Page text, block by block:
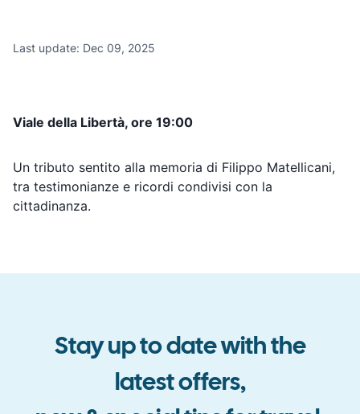
Last update: Dec 09, 2025
Viale della Libertà, ore 19:00
Un tributo sentito alla memoria di Filippo Matellicani,
tra testimonianze e ricordi condivisi con la
cittadinanza.
Stay up to date with the
latest offers,